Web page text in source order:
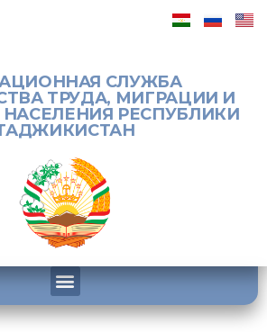
СЛУЖБА
ТРУДА, МИГРАЦИИ И
РЕСПУБЛИКИ